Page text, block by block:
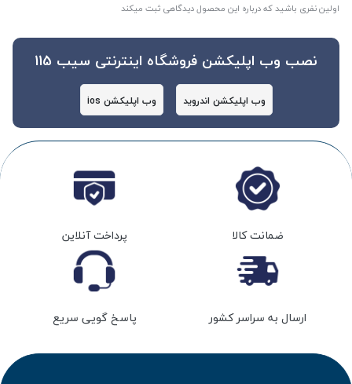
اولین نفری باشید که درباره این محصول دیدگاهی ثبت میکند
نصب وب اپلیکشن فروشگاه اینترنتی سیب 115
وب اپلیکشن اندروید وب اپلیکشن ios
ضمانت کالا پرداخت آنلاین
ارسال به سراسر کشور پاسخ گویی سریع